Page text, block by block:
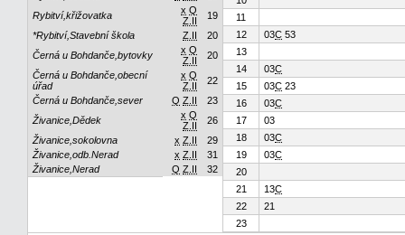
Rybitví,křižovatka
x Q
Z.II
19
*Rybitví,Stavební škola
Z.II
20
Černá u Bohdanče,bytovky
x Q
Z.II
20
Černá u Bohdanče,obecní
úřad
x Q
Z.II
22
Černá u Bohdanče,sever
Q Z.II
23
Živanice,Dědek
x Q
Z.II
26
Živanice,sokolovna
x Z.II
29
Živanice,odb.Nerad
x Z.II
31
Živanice,Nerad
Q Z.II 32
11
12
03C 53
13
14
03C
15
03C 23
16
03C
17
03
18
03C
19
03C
20
21
13C
22
21
23